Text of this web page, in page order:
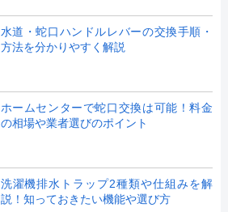
水道・蛇口ハンドルレバーの交換手順・
方法を分かりやすく解説
ホームセンターで蛇口交換は可能！料金
の相場や業者選びのポイント
洗濯機排水トラップ2種類や仕組みを解
説！知っておきたい機能や選び方